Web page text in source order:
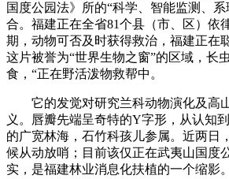
国度公园法》所的“科学、智能监测、
合。福建正在全省81个县（市、区）依
期，动物可否及时获得救治，福建正在
这片被誉为“世界生物之窗”的区域，长
食，“正在野活泼物救帮中。
它的发觉对研究兰科动物演化及高
义。唇瓣先端呈奇特的Y字形，从认知
的广宽林海，石竹科孩儿参属。近两日
候从动放哨；目前该仅正在武夷山国度
实，是福建林业消息化扶植的一个缩影。